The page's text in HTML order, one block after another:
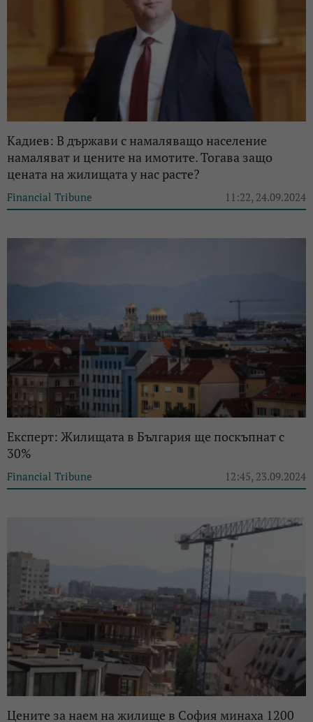
Кадиев: В държави с намаляващо население
намаляват и цените на имотите. Тогава защо
цената на жилищата у нас расте?
Financial Tribune 11:22, 24.09.2024
Експерт: Жилищата в България ще поскъпнат с
30%
Financial Tribune 12:45, 23.09.2024
Цените за наем на жилище в София минаха 1200